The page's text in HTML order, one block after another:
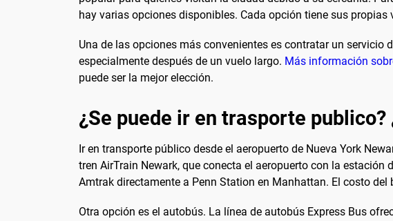
hay varias opciones disponibles. Cada opción tiene sus
Una de las opciones más convenientes es contratar un
especialmente después de un vuelo largo. Más información
puede ser la mejor elección.
¿Se puede ir en trasporte publico?
Ir en transporte público desde el aeropuerto de Nueva York
tren AirTrain Newark, que conecta el aeropuerto con la
Amtrak directamente a Penn Station en Manhattan. El costo
Otra opción es el autobús. La línea de autobús Express Bus